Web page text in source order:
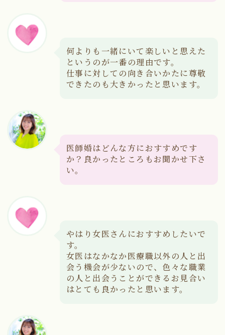
何よりも一緒にいて楽しいと思えた
というのが一番の理由です。
仕事に対しての向き合いかたに尊敬
できたのも大きかったと思います。
医師婚はどんな方におすすめです
か？良かったところもお聞かせ下さ
い。
やはり女医さんにおすすめしたいで
す。
女医はなかなか医療職以外の人と出
会う機会が少ないので、色々な職業
の人と出会うことができるお見合い
はとても良かったと思います。